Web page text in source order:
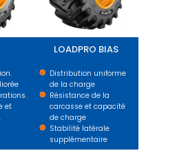
et
LOADPRO BIAS
Distribution uniforme
de la charge
Résistance de la
carcasse et capacité
de charge
Stabilité latérale
supplémentaire